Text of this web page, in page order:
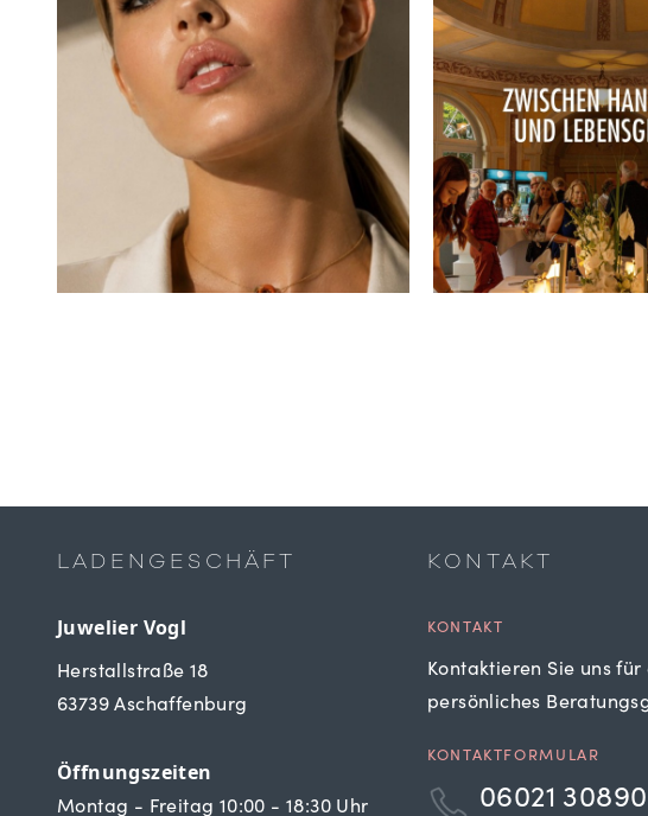
LADENGESCHÄFT
Juwelier Vogl
Herstallstraße 18
63739 Aschaffenburg
Öffnungszeiten
Montag - Freitag 10:00 - 18:30 Uhr
KONTAKT
KONTAKT
Kontaktieren Sie uns für
persönliches
KONTAKTFORMULAR
06021 30890